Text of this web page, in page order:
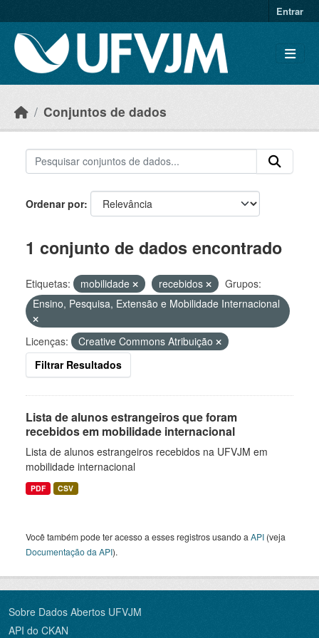
Entrar
Conjuntos de dados
Ordenar por
1 conjunto de dados encontrado
Etiquetas: mobilidade recebidos
Grupos:
Ensino, Pesquisa, Extensão e Mobilidade Internacional
Licenças:
Creative Commons Atribuição
Filtrar Resultados
Lista de alunos estrangeiros que foram
recebidos em mobilidade internacional
Lista de alunos estrangeiros recebidos na UFVJM em
mobilidade internacional
PDF CSV
Você também pode ter acesso a esses registros usando a API (veja
Documentação da API).
Sobre Dados Abertos UFVJM
API do CKAN